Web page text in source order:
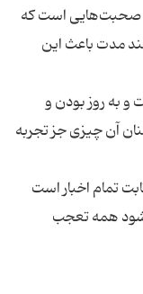
صحبت‌هایی است که
مدت باعث این
و به روز بودن و
آن چیزی جز تجربه
تمام اخبار است
همه تعجب